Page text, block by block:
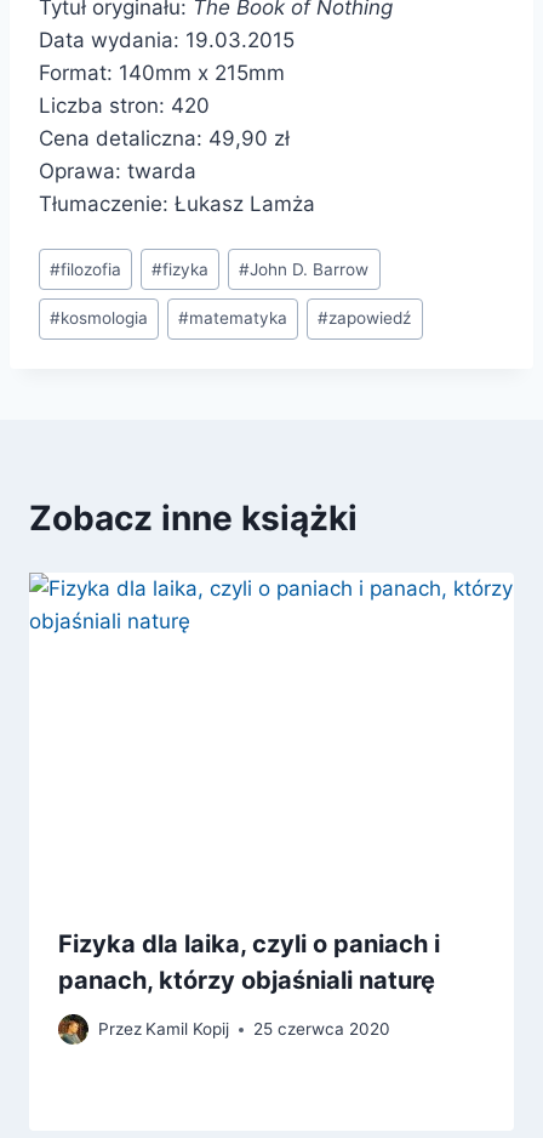
Tytuł oryginału: The Book of Nothing
Data wydania: 19.03.2015
Format: 140mm x 215mm
Liczba stron: 420
Cena detaliczna: 49,90 zł
Oprawa: twarda
Tłumaczenie: Łukasz Lamża
Tagi
wpisu:
#filozofia #fizyka #John D. Barrow
#kosmologia #matematyka #zapowiedź
Zobacz inne książki
Fizyka dla laika, czyli o paniach i
panach, którzy objaśniali naturę
Przez Kamil Kopij 25 czerwca 2020